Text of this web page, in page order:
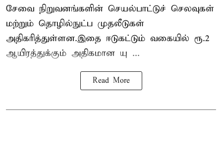
சேவை நிறுவனங்களின் செயல்பாட்டுச் செலவுகள்
மற்றும் தொழில்நுட்ப முதலீடுகள்
அதிகரித்துள்ளன.இதை ஈடுகட்டும் வகையில் ரூ.2
ஆயிரத்துக்கும் அதிகமான யு ...
Read More